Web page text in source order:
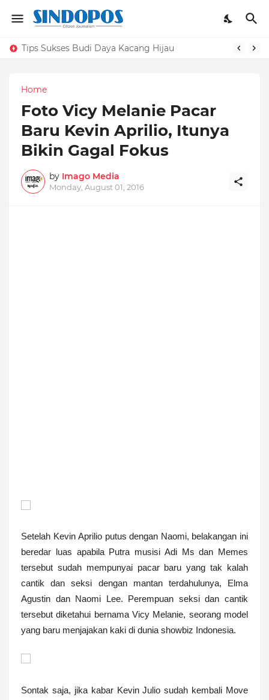
Tips Sukses Budi Daya Kacang Hijau
Home
Foto Vicy Melanie Pacar
Baru Kevin Aprilio, Itunya
Bikin Gagal Fokus
by Imago Media
Monday, August 01, 2016
Setelah Kevin Aprilio putus dengan Naomi, belakangan ini
beredar luas apabila Putra musisi Adi Ms dan Memes
tersebut sudah mempunyai pacar baru yang tak kalah
cantik dan seksi dengan mantan terdahulunya, Elma
Agustin dan Naomi Lee. Perempuan seksi dan cantik
tersebut diketahui bernama Vicy Melanie, seorang model
yang baru menjajakan kaki di dunia showbiz Indonesia.
Sontak saja, jika kabar Kevin Julio sudah kembali Move